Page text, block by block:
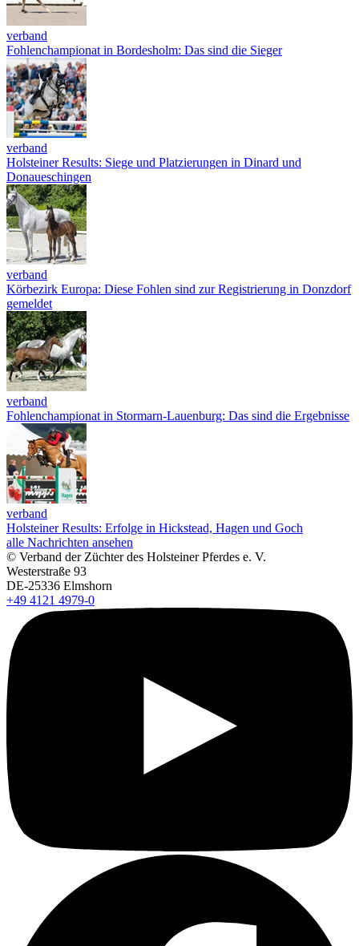
verband
Fohlenchampionat in Bordesholm: Das sind die Sieger
verband
Holsteiner Results: Siege und Platzierungen in Dinard und
Donaueschingen
verband
Körbezirk Europa: Diese Fohlen sind zur Registrierung in Donzdorf
gemeldet
verband
Fohlenchampionat in Stormarn-Lauenburg: Das sind die Ergebnisse
verband
Holsteiner Results: Erfolge in Hickstead, Hagen und Goch
alle Nachrichten ansehen
© Verband der Züchter des Holsteiner Pferdes e. V.
Westerstraße 93
DE-25336 Elmshorn
+49 4121 4979-0